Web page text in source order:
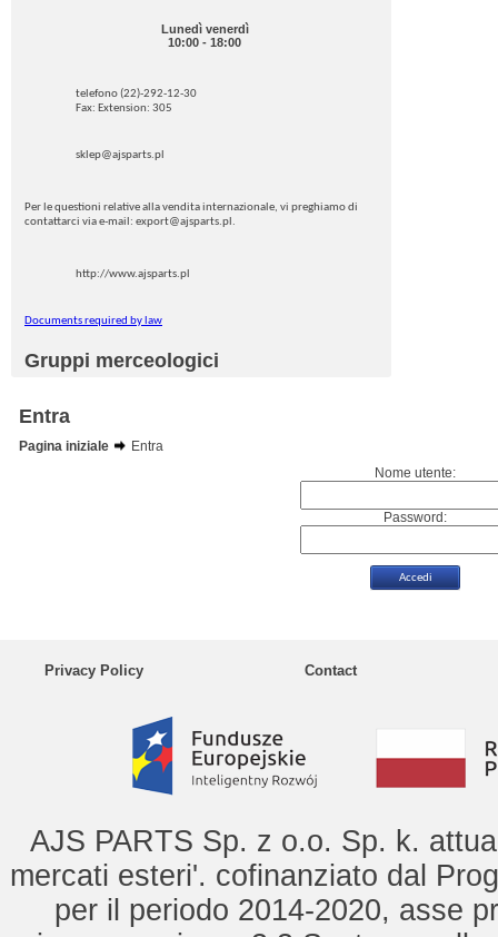
Lunedì venerdì
10:00 - 18:00
telefono (22)-292-12-30
Fax: Extension: 305
sklep@ajsparts.pl
Per le questioni relative alla vendita internazionale, vi preghiamo di
contattarci via e-mail: export@ajsparts.pl.
http://www.ajsparts.pl
Documents required by law
Gruppi merceologici
Entra
Pagina iniziale
Entra
Nome utente:
Password:
Privacy Policy Contact
AJS PARTS Sp. z o.o. Sp. k.
mercati esteri'. cofinanziato dal
per il periodo 2014-2020, asse